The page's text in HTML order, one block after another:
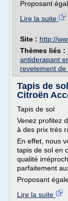
Proposant
Lire la suite
Site : http://
Thèmes liés :
antiderapant
revetement
Tapis de
Citroën
Tapis de sol
Venez profitez
à des prix très
En effet, nous
tapis de sol en
qualité
parfaitement
Proposant
Lire la suite